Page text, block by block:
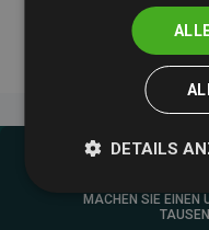
messbare
MACHEN SIE EINEN
DETAILS